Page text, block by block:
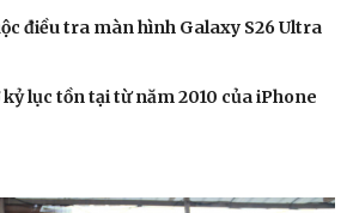
Blog
điều tra màn hình Galaxy S26 Ultra
kỷ lục tồn tại từ năm 2010 của iPhone